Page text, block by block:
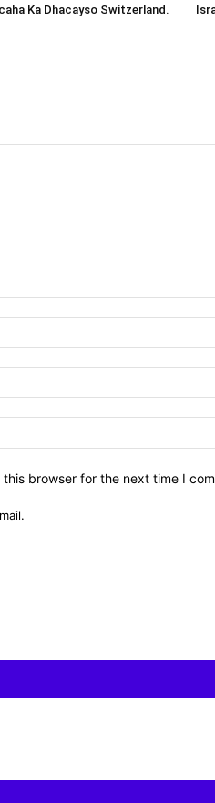
Ka Dhacayso Switzerland.
browser for the next time I